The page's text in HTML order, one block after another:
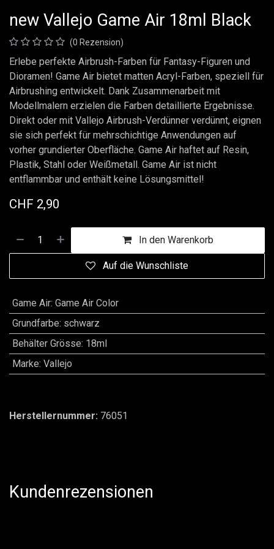
new Vallejo Game Air 18ml Black
(0 Rezension)
Erlebe perfekte Airbrush-Farben für Fantasy-Figuren und
Dioramen! Game Air bietet matten Acryl-Farben, speziell für
Airbrushing entwickelt. Dank Zusammenarbeit mit
Modellmalern erzielen die Farben detaillierte Ergebnisse.
Direkt oder mit Vallejo Airbrush-Verdünner verdünnt, eignen
sie sich perfekt für mehrschichtige Anwendungen auf
vorher grundierter Oberfläche. Game Air haftet auf Resin,
Plastik, Stahl oder Weißmetall. Game Air ist nicht
entflammbar und enthält keine Lösungsmittel!
CHF 2,90
In den Warenkorb
Auf die Wunschliste
Game Air: Game Air Color
Grundfarbe: schwarz
Behälter Grösse: 18ml
Marke: Vallejo
Herstellernummer: 76051
Kundenrezensionen